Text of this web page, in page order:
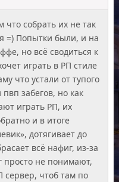
что собрать их не так
=) Попытки были, и на
но всё сводиться к
играть в РП стиле
что устали от тупого
забегов, но как
играть РП, их
и в итоге
дотягивает до
всё нафиг, из-за
просто не понимают,
сервер, чтоб там по